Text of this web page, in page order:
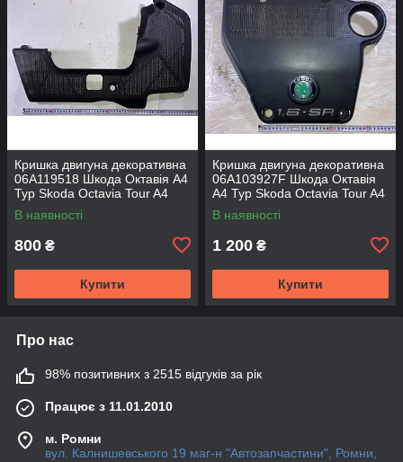
Кришка двигуна декоративна
06A119518 Шкода Октавія A4
Тур Skoda Octavia Tour A4
В наявності
800 ₴
Купити
Кришка двигуна декоративна
06A103927F Шкода Октавія
A4 Тур Skoda Octavia Tour A4
В наявності
1 200 ₴
Купити
Про нас
98% позитивних з 2515 відгуків за рік
Працює з 11.01.2010
м. Ромни
вул. Калнишевського 19 маг-н "Автозапчастини", Ромни,